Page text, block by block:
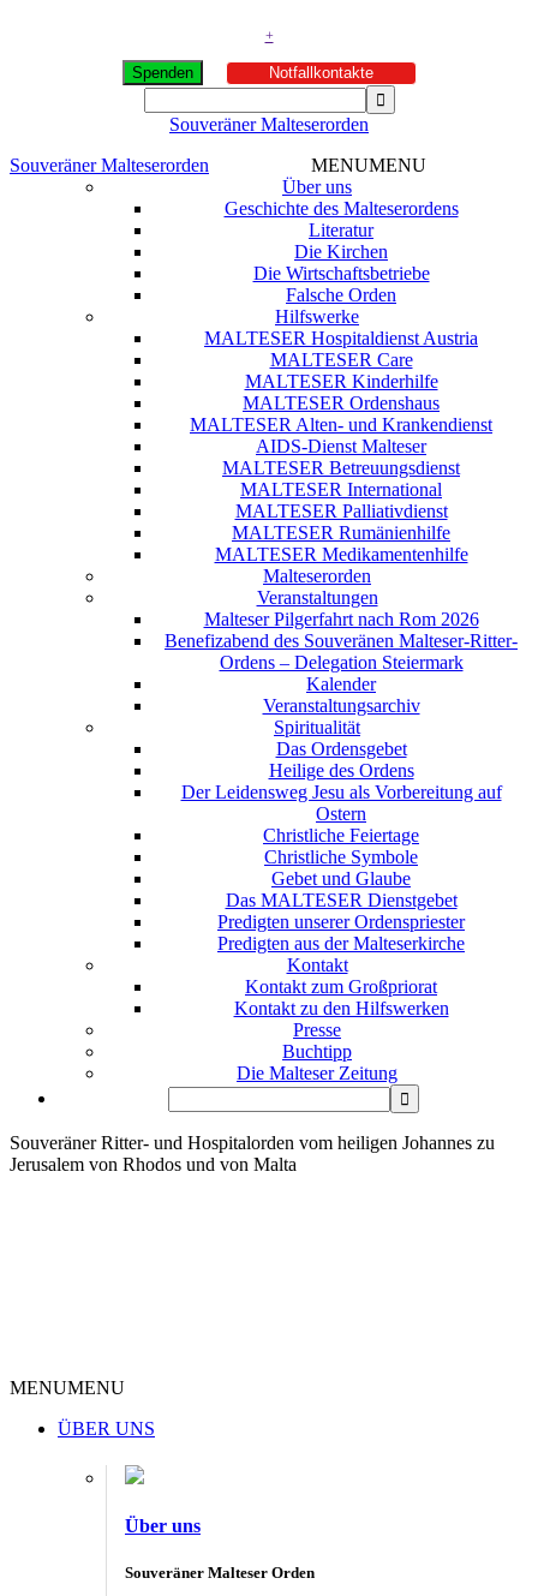
+
Spenden Notfallkontakte
Souveräner Malteserorden
Souveräner Malteserorden
MENUMENU
Über uns
Geschichte des Malteserordens
Literatur
Die Kirchen
Die Wirtschaftsbetriebe
Falsche Orden
Hilfswerke
MALTESER Hospitaldienst Austria
MALTESER Care
MALTESER Kinderhilfe
MALTESER Ordenshaus
MALTESER Alten- und Krankendienst
AIDS-Dienst Malteser
MALTESER Betreuungsdienst
MALTESER International
MALTESER Palliativdienst
MALTESER Rumänienhilfe
MALTESER Medikamentenhilfe
Malteserorden
Veranstaltungen
Malteser Pilgerfahrt nach Rom 2026
Benefizabend des Souveränen Malteser-Ritter-
Ordens – Delegation Steiermark
Kalender
Veranstaltungsarchiv
Spiritualität
Das Ordensgebet
Heilige des Ordens
Der Leidensweg Jesu als Vorbereitung auf
Ostern
Christliche Feiertage
Christliche Symbole
Gebet und Glaube
Das MALTESER Dienstgebet
Predigten unserer Ordenspriester
Predigten aus der Malteserkirche
Kontakt
Kontakt zum Großpriorat
Kontakt zu den Hilfswerken
Presse
Buchtipp
Die Malteser Zeitung
Souveräner Ritter- und Hospitalorden vom heiligen Johannes zu
Jerusalem von Rhodos und von Malta
MENUMENU
ÜBER UNS
Über uns
Souveräner Malteser Orden